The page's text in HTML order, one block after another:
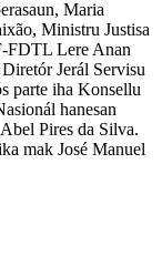
Maria
Ministru Justisa
FDTL Lere Anan
Jerál Servisu
parte iha Konsellu
hanesan
Pires da Silva.
mak José Manuel